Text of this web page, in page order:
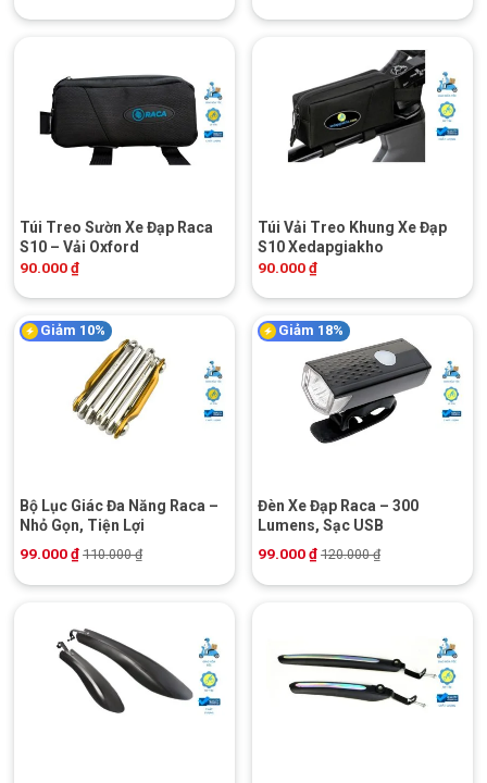
Túi Treo Sườn Xe Đạp Raca
S10 – Vải Oxford
90.000₫
Túi Vải Treo Khung Xe Đạp
S10 Xedapgiakho
90.000₫
Giảm 10%
Bộ Lục Giác Đa Năng Raca –
Nhỏ Gọn, Tiện Lợi
99.000₫ 110.000₫
Giảm 18%
Đèn Xe Đạp Raca – 300
Lumens, Sạc USB
99.000₫ 120.000₫